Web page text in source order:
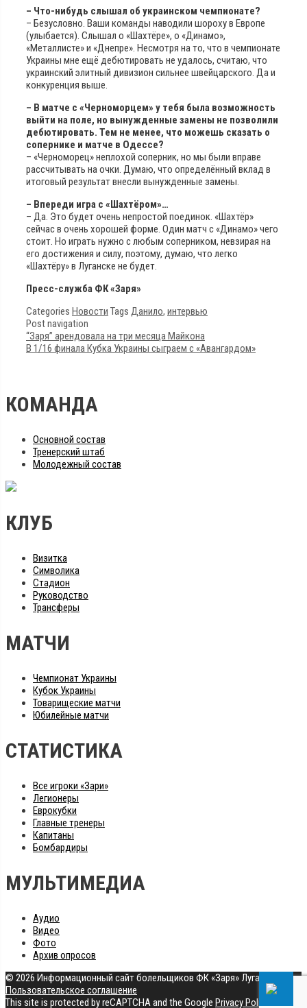
– Что-нибудь слышал об украинском чемпионате?
– Безусловно. Ваши команды наводили шороху в Европе
(улыбается). Слышал о «Шахтёре», о «Динамо»,
«Металлисте» и «Днепре». Несмотря на то, что в чемпионате
Украины мне ещё дебютировать не удалось, считаю, что
украинский элитный дивизион сильнее швейцарского. Да и
конкуренция выше.
– В матче с «Черноморцем» у тебя была возможность
выйти на поле, но вынужденные замены не позволили
дебютировать. Тем не менее, что можешь сказать о
сопернике и матче в Одессе?
– «Черноморец» неплохой соперник, но мы были вправе
рассчитывать на очки. Думаю, что определённый вклад в
итоговый результат внесли вынужденные замены.
– Впереди игра с «Шахтёром»…
– Да. Это будет очень непростой поединок. «Шахтёр»
сейчас в очень хорошей форме. Один матч с «Динамо» чего
стоит. Но играть нужно с любым соперником, невзирая на
его достижения и силу, поэтому, думаю, что легко
«Шахтёру» в Луганске не будет.
Пресс-служба ФК «Заря»
Categories Новости Tags Данило, интервью
Post navigation
“Заря” арендовала на три месяца Майкона
В 1/16 финала Кубка Украины сыграем с «Авангардом»
КОМАНДА
Основной состав
Тренерский штаб
Молодежный состав
КЛУБ
Визитка
Символика
Стадион
Руководство
Трансферы
МАТЧИ
Чемпионат Украины
Кубок Украины
Товарищеские матчи
Юбилейные матчи
СТАТИСТИКА
Все игроки «Зари»
Легионеры
Еврокубки
Главные тренеры
Капитаны
Бомбардиры
МУЛЬТИМЕДИА
Аудио
Видео
Фото
Архив опросов
© 2026 Информационный сайт болельщиков ФК «Заря» Луганск
Пользовательское соглашение
This site is protected by reCAPTCHA and the Google Privacy Policy